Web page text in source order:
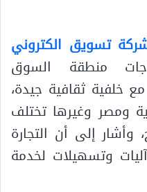
تسويق الكتروني
منطقة السوق
خلفية ثقافية جيدة،
ومصر وغيرها تختلف
وأشار إلى أن التجارة
وتسهيلات لخدمة